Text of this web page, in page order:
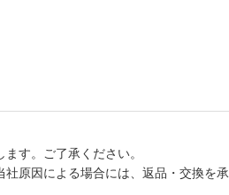
す。ご了承ください。
原因による場合には、返品・交換を